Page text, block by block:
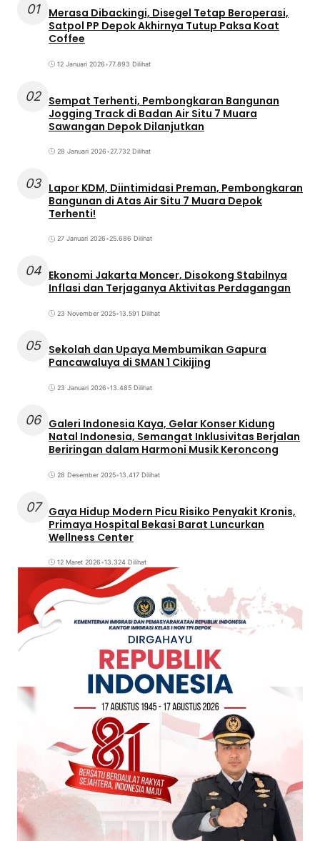
01
Merasa Dibackingi, Disegel Tetap Beroperasi,
Satpol PP Depok Akhirnya Tutup Paksa Koat
Coffee
12 Januari 2026•77.893 Dilihat
02 Sempat Terhenti, Pembongkaran Bangunan
Jogging Track di Badan Air Situ 7 Muara
Sawangan Depok Dilanjutkan
28 Januari 2026•27.732 Dilihat
03 Lapor KDM, Diintimidasi Preman, Pembongkaran
Bangunan di Atas Air Situ 7 Muara Depok
Terhenti!
27 Januari 2026•25.686 Dilihat
04 Ekonomi Jakarta Moncer, Disokong Stabilnya
Inflasi dan Terjaganya Aktivitas Perdagangan
23 November 2025•13.591 Dilihat
05 Sekolah dan Upaya Membumikan Gapura
Pancawaluya di SMAN 1 Cikijing
23 Januari 2026•13.485 Dilihat
06 Galeri Indonesia Kaya, Gelar Konser Kidung
Natal Indonesia, Semangat Inklusivitas Berjalan
Beriringan dalam Harmoni Musik Keroncong
28 Desember 2025•13.417 Dilihat
07
Gaya Hidup Modern Picu Risiko Penyakit Kronis,
Primaya Hospital Bekasi Barat Luncurkan
Wellness Center
12 Maret 2026•13.324 Dilihat